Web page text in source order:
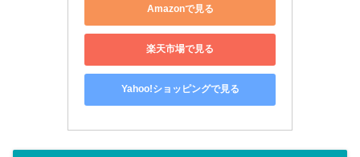
Amazonで見る
楽天市場で見る
Yahoo!ショッピングで見る